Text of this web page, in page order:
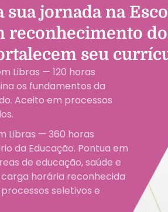
sua jornada na
reconhecimento
seu
Libras — 120 horas
os fundamentos da
Aceito em processos
Libras — 360 horas
da Educação. Pontua em
de educação, saúde e
horária reconhecida
seletivos e